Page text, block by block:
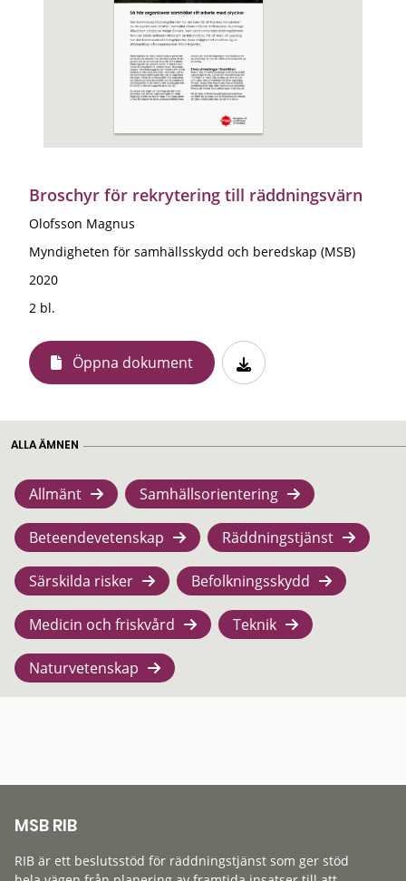
Broschyr för rekrytering till räddningsvärn
Olofsson Magnus
Myndigheten för samhällsskydd och beredskap (MSB)
2020
2 bl.
Öppna dokument
ALLA ÄMNEN
Allmänt Samhällsorientering
Beteendevetenskap Räddningstjänst
Särskilda risker Befolkningsskydd
Medicin och friskvård Teknik
Naturvetenskap
MSB RIB
RIB är ett beslutsstöd för räddningstjänst som ger stöd